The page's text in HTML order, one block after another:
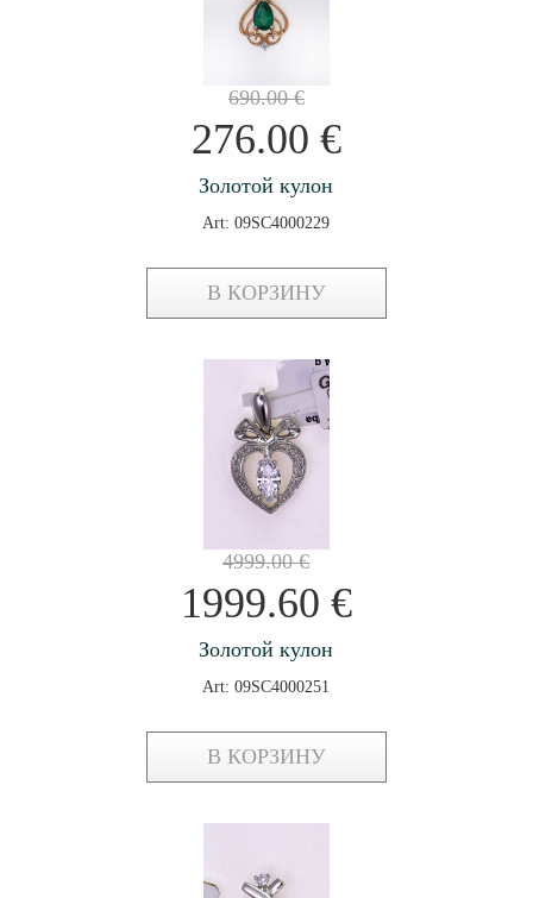
690.00€
276.00 €
Золотой кулон
Art: 09SC4000229
В КОРЗИНУ
4999.00€
1999.60 €
Золотой кулон
Art: 09SC4000251
В КОРЗИНУ